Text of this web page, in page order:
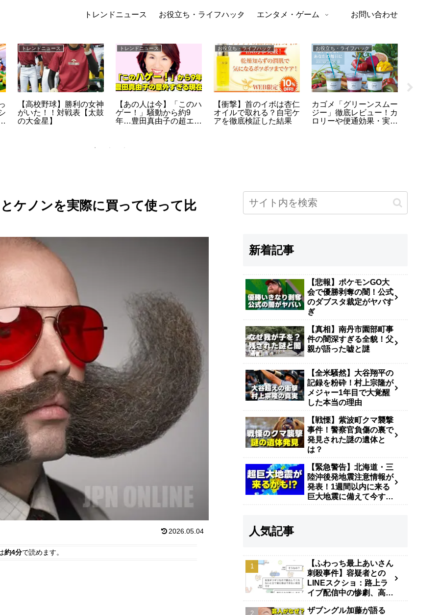
トレンドニュース お役立ち・ライフハック エンタメ・ゲーム お問い合わせ
トレンドニュース
【高校野球】勝利の女神
がいた！！対戦表【太鼓
の大金星】
トレンドニュース
【あの人は今】「このハ
ゲー！」騒動から約9
年…豊田真由子の超エリ
お役立ち・ライフハック
【衝撃】首のイボは杏仁
オイルで取れる？自宅ケ
アを徹底検証した結果
お役立ち・ライフハック
カゴメ「グリーンスムー
ジー」徹底レビュー！カ
ロリーや便通効果・実際
ケノンを実際に買って使って比
2026.05.04
約4分で読めます。
新着記事
【悲報】ポケモンGO大
会で優勝剥奪の闇！公式
のダブスタ裁定がヤバす
ぎ
【真相】南丹市園部町事
件の闇深すぎる全貌！父
親が語った嘘と謎
【全米騒然】大谷翔平の
記録を粉砕！村上宗隆が
メジャー1年目で大覚醒
した本当の理由
【戦慄】紫波町クマ襲撃
事件！警察官負傷の裏で
発見された謎の遺体と
は？
【緊急警告】北海道・三
陸沖後発地震注意情報が
発表！1週間以内に来る
巨大地震に備えて今すぐ
人気記事
【ふわっち最上あいさん
刺殺事件】容疑者との
LINEスクショ：路上ラ
イブ配信中の惨劇、高田
ザブングル加藤が語る